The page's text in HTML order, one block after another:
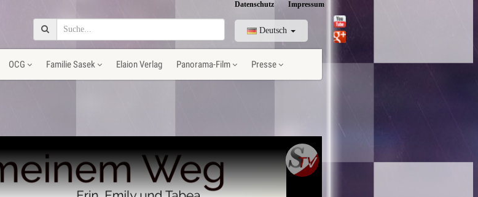
Datenschutz Impressum
Deutsch
OCG Familie Sasek Elaion Verlag Panorama-Film Presse